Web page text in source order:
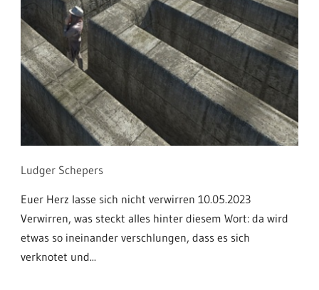
Ludger Schepers
Euer Herz lasse sich nicht verwirren 10.05.2023
Verwirren, was steckt alles hinter diesem Wort: da wird
etwas so ineinander verschlungen, dass es sich
verknotet und...